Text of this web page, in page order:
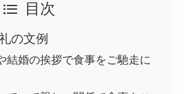
目次
の文例
結婚の挨拶で食事をご馳走に